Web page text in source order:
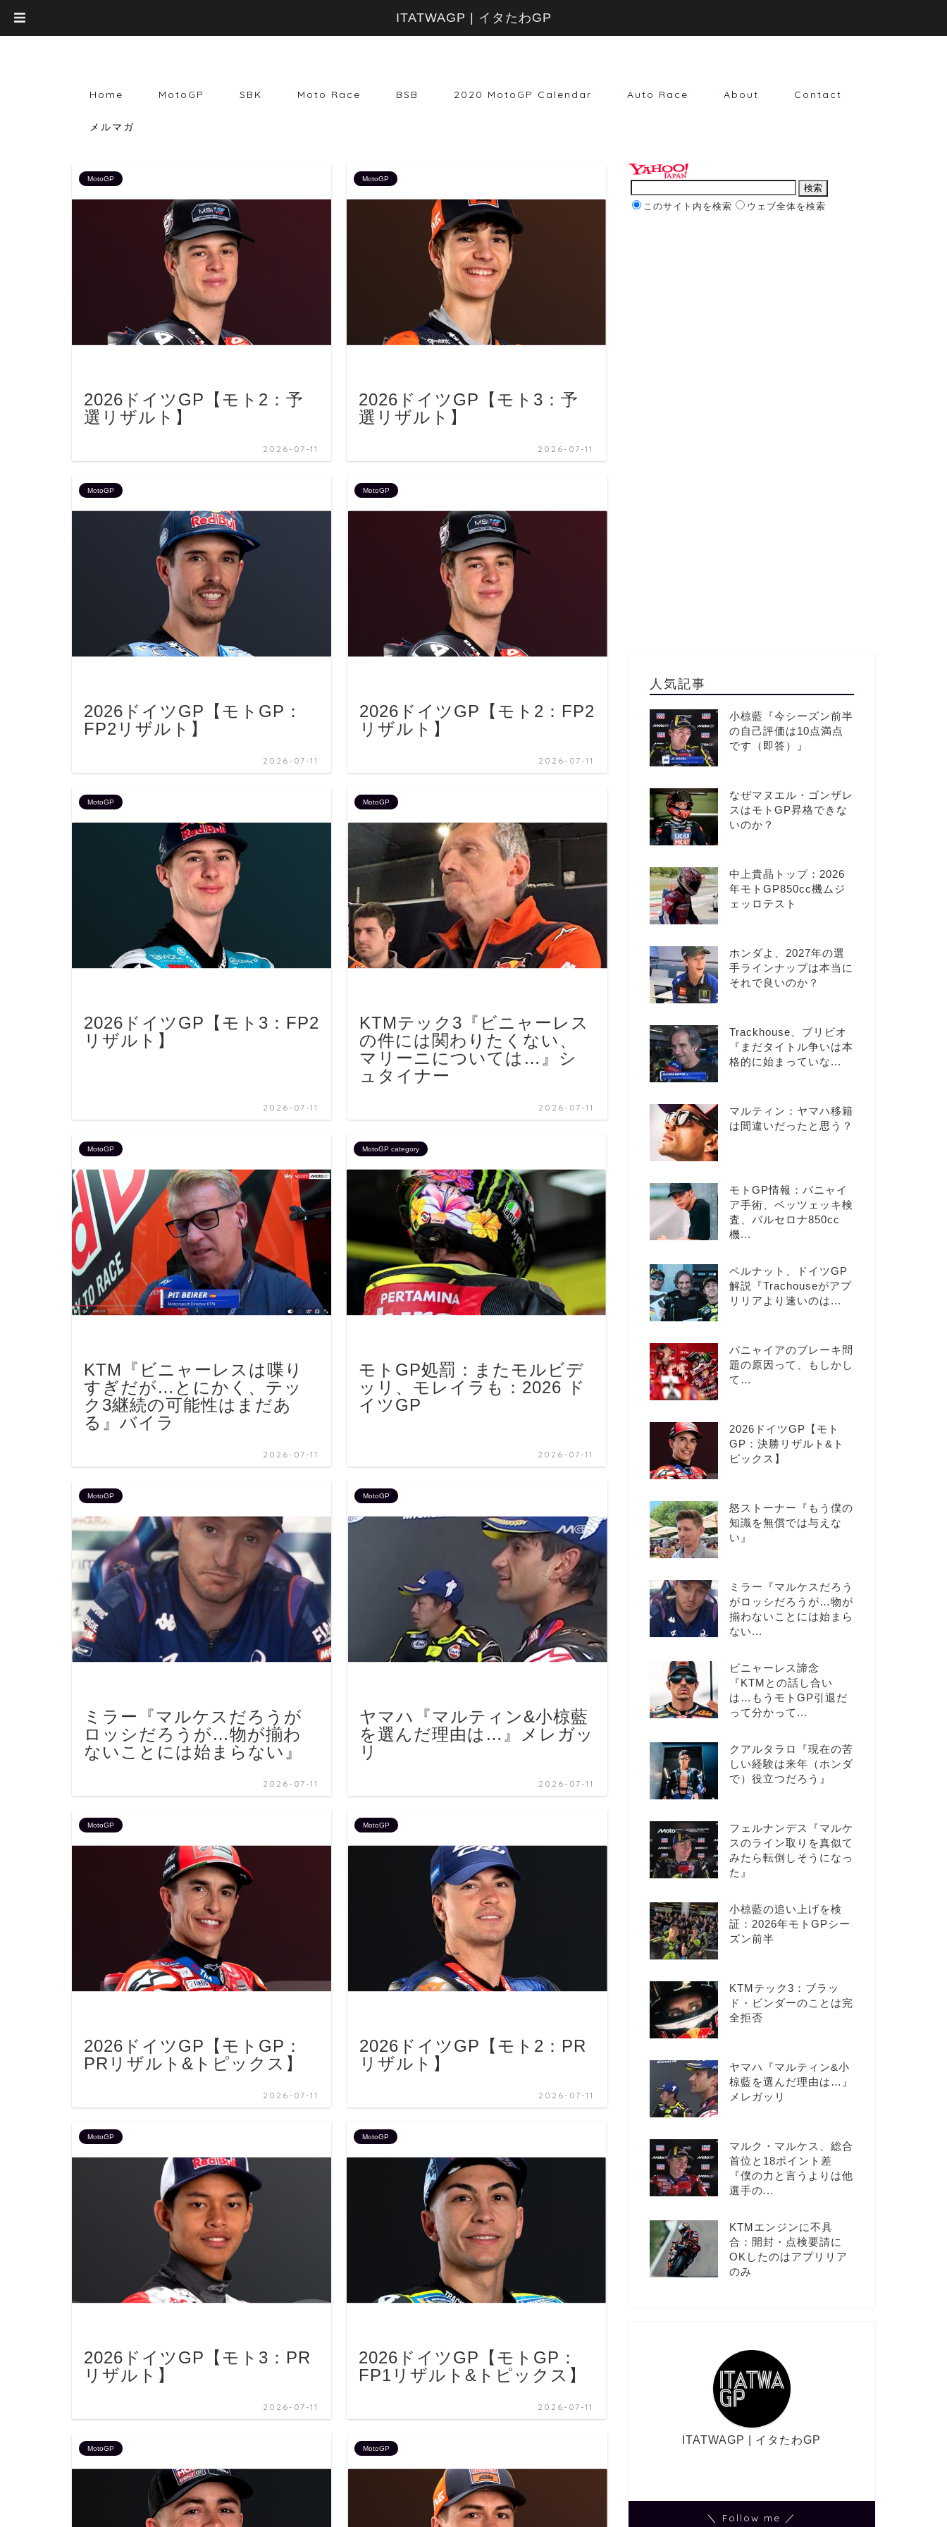
Home MotoGP SBK Moto Race BSB 2020 MotoGP Calendar Auto Race About Contact
メルマガ
MotoGP
2026ドイツGP【モト2：予
選リザルト】
2026-07-11
MotoGP
2026ドイツGP【モト3：予
選リザルト】
2026-07-11
MotoGP
2026ドイツGP【モトGP：
FP2リザルト】
2026-07-11
MotoGP
2026ドイツGP【モト2：FP2
リザルト】
2026-07-11
MotoGP
2026ドイツGP【モト3：FP2
リザルト】
2026-07-11
MotoGP
KTMテック3『ビニャーレス
の件には関わりたくない、
マリーニについては…』シ
ュタイナー
2026-07-11
MotoGP
KTM『ビニャーレスは喋り
すぎだが…とにかく、テッ
ク3継続の可能性はまだあ
る』バイラ
2026-07-11
MotoGP category
モトGP処罰：またモルビデ
ッリ、モレイラも：2026 ド
イツGP
2026-07-11
MotoGP
ミラー『マルケスだろうが
ロッシだろうが…物が揃わ
ないことには始まらない』
2026-07-11
MotoGP
ヤマハ『マルティン&小椋藍
を選んだ理由は…』メレガッ
リ
2026-07-11
MotoGP
2026ドイツGP【モトGP：
PRリザルト&トピックス】
2026-07-11
MotoGP
2026ドイツGP【モト2：PR
リザルト】
2026-07-11
MotoGP
2026ドイツGP【モト3：PR
リザルト】
2026-07-11
MotoGP
2026ドイツGP【モトGP：
FP1リザルト&トピックス】
2026-07-11
MotoGP MotoGP
このサイト内を検索 ウェブ全体を検索
人気記事
小椋藍『今シーズン前半
の自己評価は10点満点
です（即答）』
なぜマヌエル・ゴンザレ
スはモトGP昇格できな
いのか？
中上貴晶トップ：2026
年モトGP850cc機ムジ
ェッロテスト
ホンダよ、2027年の選
手ラインナップは本当に
それで良いのか？
Trackhouse、ブリビオ
『まだタイトル争いは本
格的に始まっていな...
マルティン：ヤマハ移籍
は間違いだったと思う？
モトGP情報：バニャイ
ア手術、ベッツェッキ検
査、バルセロナ850cc
機...
ペルナット、ドイツGP
解説『Trachouseがアプ
リリアより速いのは...
バニャイアのブレーキ問
題の原因って、もしかし
て…
2026ドイツGP【モト
GP：決勝リザルト&ト
ピックス】
怒ストーナー『もう僕の
知識を無償では与えな
い』
ミラー『マルケスだろう
がロッシだろうが…物が
揃わないことには始まら
ない...
ビニャーレス諦念
『KTMとの話し合い
は…もうモトGP引退だ
って分かって...
クアルタラロ『現在の苦
しい経験は来年（ホンダ
で）役立つだろう』
フェルナンデス『マルケ
スのライン取りを真似て
みたら転倒しそうになっ
た』
小椋藍の追い上げを検
証：2026年モトGPシー
ズン前半
KTMテック3：ブラッ
ド・ビンダーのことは完
全拒否
ヤマハ『マルティン&小
椋藍を選んだ理由は…』
メレガッリ
マルク・マルケス、総合
首位と18ポイント差
『僕の力と言うよりは他
選手の...
KTMエンジンに不具
合：開封・点検要請に
OKしたのはアプリリア
のみ
ITATWAGP | イタたわGP
＼ Follow me ／
ITATWAGP | イタたわGP